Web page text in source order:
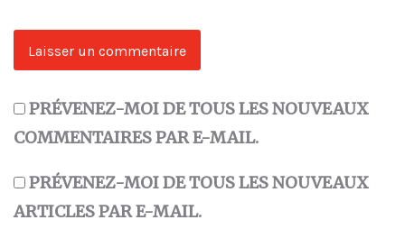
PRÉVENEZ-MOI DE TOUS LES NOUVEAUX
COMMENTAIRES PAR E-MAIL.
PRÉVENEZ-MOI DE TOUS LES NOUVEAUX
ARTICLES PAR E-MAIL.